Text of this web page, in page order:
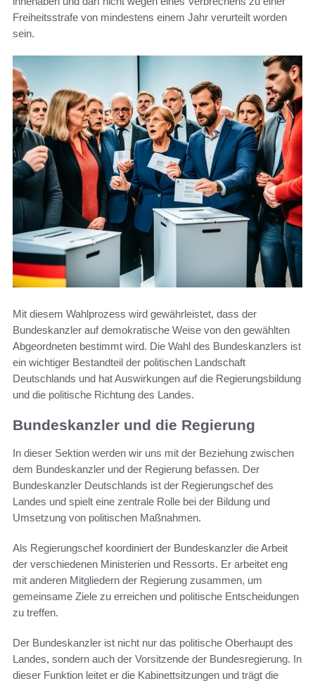
Freiheitsstrafe von mindestens einem Jahr verurteilt worden
sein.
Mit diesem Wahlprozess wird gewährleistet, dass der
Bundeskanzler auf demokratische Weise von den gewählten
Abgeordneten bestimmt wird. Die Wahl des Bundeskanzlers ist
ein wichtiger Bestandteil der politischen Landschaft
Deutschlands und hat Auswirkungen auf die Regierungsbildung
und die politische Richtung des Landes.
Bundeskanzler und die Regierung
In dieser Sektion werden wir uns mit der Beziehung zwischen
dem Bundeskanzler und der Regierung befassen. Der
Bundeskanzler Deutschlands ist der Regierungschef des
Landes und spielt eine zentrale Rolle bei der Bildung und
Umsetzung von politischen Maßnahmen.
Als Regierungschef koordiniert der Bundeskanzler die Arbeit
der verschiedenen Ministerien und Ressorts. Er arbeitet eng
mit anderen Mitgliedern der Regierung zusammen, um
gemeinsame Ziele zu erreichen und politische Entscheidungen
zu treffen.
Der Bundeskanzler ist nicht nur das politische Oberhaupt des
Landes, sondern auch der Vorsitzende der Bundesregierung. In
dieser Funktion leitet er die Kabinettsitzungen und trägt die